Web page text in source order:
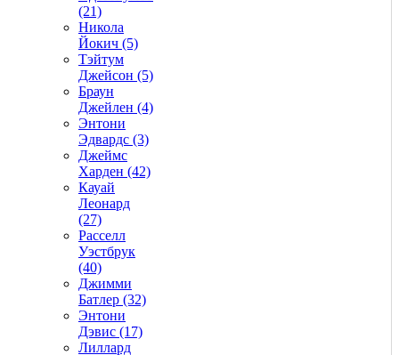
(21)
Никола
Йокич (5)
Тэйтум
Джейсон (5)
Браун
Джейлен (4)
Энтони
Эдвардс (3)
Джеймс
Харден (42)
Кауай
Леонард
(27)
Расселл
Уэстбрук
(40)
Джимми
Батлер (32)
Энтони
Дэвис (17)
Лиллард